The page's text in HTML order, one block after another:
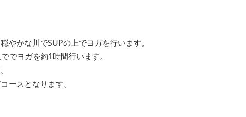
やかな川でSUPの上でヨガを行います。
でヨガを約1時間行います。
ースとなります。